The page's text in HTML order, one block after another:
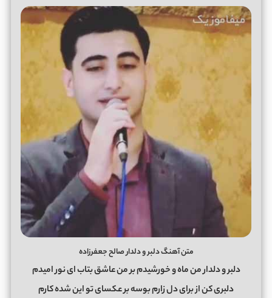
متن آهنگ دلبر و دلدار صالح جعفرزاده
دلبر و دلدار من ماه و خورشیدم بر من عاشق بتاب ای نور امیدم
دلبری کن از برای دل زارم بوسه بر عکسای تو این شده کارم